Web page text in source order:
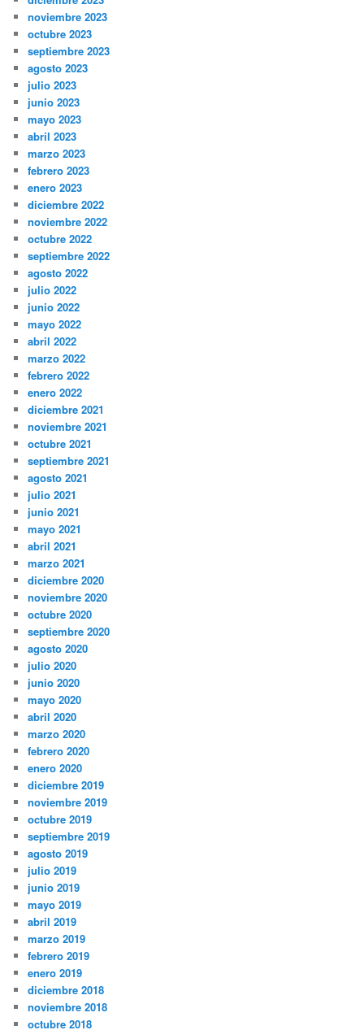
noviembre 2023
octubre 2023
septiembre 2023
agosto 2023
julio 2023
junio 2023
mayo 2023
abril 2023
marzo 2023
febrero 2023
enero 2023
diciembre 2022
noviembre 2022
octubre 2022
septiembre 2022
agosto 2022
julio 2022
junio 2022
mayo 2022
abril 2022
marzo 2022
febrero 2022
enero 2022
diciembre 2021
noviembre 2021
octubre 2021
septiembre 2021
agosto 2021
julio 2021
junio 2021
mayo 2021
abril 2021
marzo 2021
diciembre 2020
noviembre 2020
octubre 2020
septiembre 2020
agosto 2020
julio 2020
junio 2020
mayo 2020
abril 2020
marzo 2020
febrero 2020
enero 2020
diciembre 2019
noviembre 2019
octubre 2019
septiembre 2019
agosto 2019
julio 2019
junio 2019
mayo 2019
abril 2019
marzo 2019
febrero 2019
enero 2019
diciembre 2018
noviembre 2018
octubre 2018